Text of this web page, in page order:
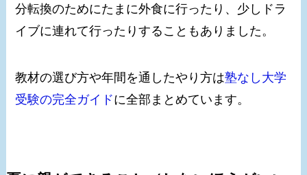
分転換のためにたまに外食に行ったり、少しドラ
イブに連れて行ったりすることもありました。
教材の選び方や年間を通したやり方は塾なし大学
受験の完全ガイドに全部まとめています。